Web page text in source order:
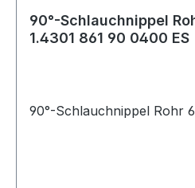
90°-Schlauchnippel
1.4301 861 90 0400 ES
90°-Schlauchnippel Rohr